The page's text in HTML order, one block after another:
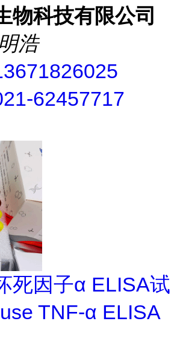
物科技有限公司
浩
62457717
死因子α ELISA试
TNF-α ELISA